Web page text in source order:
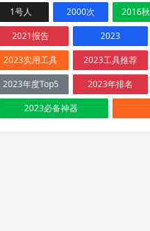
1号人
2000次 2016
2021报告
2023
2023实用工具
2023工具推荐
2023年度Top5
2023年排名
2023必备神器